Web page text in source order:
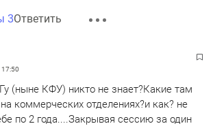
3Ответить
17:50
(ныне КФУ) никто не знает?Какие там
коммерческих отделениях?и как? не
по 2 года....Закрывая сессию за один